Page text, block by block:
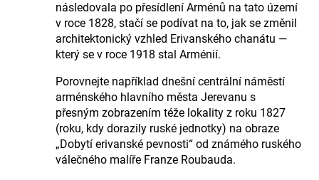
následovala po přesídlení Arménů na tato území
v roce 1828, stačí se podívat na to, jak se změnil
architektonický vzhled Erivanského chanátu —
který se v roce 1918 stal Arménií.
Porovnejte například dnešní centrální náměstí
arménského hlavního města Jerevanu s
přesným zobrazením téže lokality z roku 1827
(roku, kdy dorazily ruské jednotky) na obraze
„Dobytí erivanské pevnosti“ od známého ruského
válečného malíře Franze Roubauda.